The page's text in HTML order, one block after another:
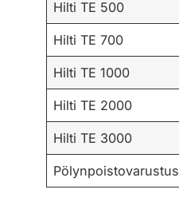
Hilti TE 500
Hilti TE 700
Hilti TE 1000
Hilti TE 2000
Hilti TE 3000
Pölynpoistovarustus